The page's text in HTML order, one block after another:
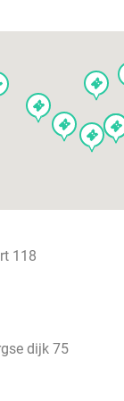
events
events
events
events
events
events
118
dijk 75